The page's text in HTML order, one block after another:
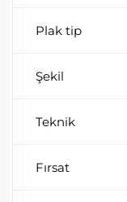
Plak tip
Şekil
Teknik
Fırsat